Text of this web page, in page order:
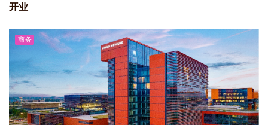
开业
商务